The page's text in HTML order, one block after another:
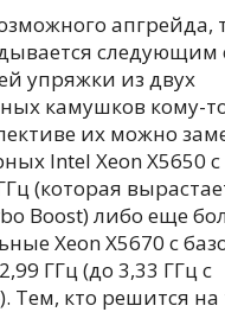
апгрейда,
следующим
упряжки из двух
камушков кому-
их можно
Intel Xeon X5650 с
(которая
Boost) либо еще
Xeon X5670 с
ГГц (до 3,33 ГГц с
Тем, кто решится